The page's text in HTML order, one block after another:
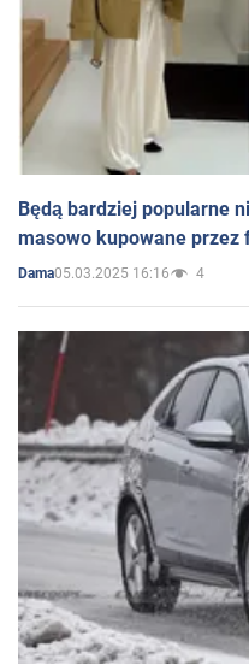
Będą bardziej popularne
masowo kupowane przez
Dama05.03.2025 16:16 4